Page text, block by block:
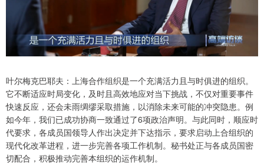
叶尔梅克巴耶夫：上海合作组织是一个充满活力且与时俱进的组织。
它不断适应时局变化，及时且高效地应对当下挑战，不仅对重要事件
快速反应，还会未雨绸缪采取措施，以消除未来可能的冲突隐患。例
如今年，我们已成功协商一致通过了6项政治声明。与此同时，顺应时
代要求，各成员国领导人作出决定并下达指示，要求启动上合组织的
现代化改革进程，进一步完善各项工作机制。秘书处正与各成员国密
切配合，积极推动完善本组织的运作机制。